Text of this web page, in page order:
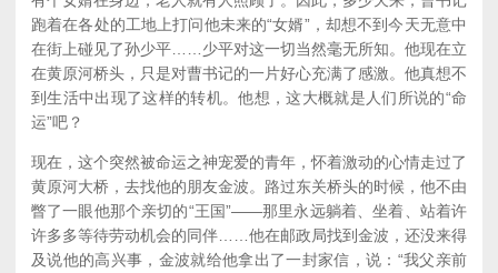
跑着在各处的工地上打问他未来的“女婿”，却想不到今天无意中
在街上碰见了孙少平……少平对这一切当然毫无所知。他现在立
在黄原河桥头，只是对曹书记的一片好心充满了感激。他真想不
到生活中出现了这样的转机。他想，这大概就是人们所说的“命
运”吧？
现在，这个突然被命运之神宠爱的青年，怀着激动的心情走过了
黄原河大桥，去找他的朋友金波。路过东关桥头的时候，他不由
瞥了一眼他那个亲切的“王国”——那里永远躺着、坐着、站着许
许多多等待劳动机会的同伴……他在邮政局找到金波，还没来得
及说他的高兴事，金波就给他拿出了一封家信，说：“我父亲前